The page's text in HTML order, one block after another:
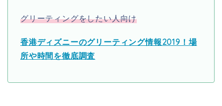
グリーティングをしたい人向け
香港ディズニーのグリーティング情報2019！場
所や時間を徹底調査